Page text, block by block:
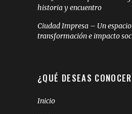
historia y encuentro
Ciudad Impresa – Un
transformación e impacto
¿QUÉ DESEAS
Inicio